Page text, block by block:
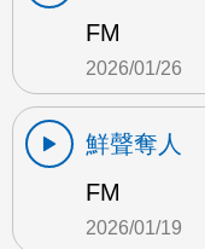
FM
2026/01/26
鮮聲奪人
FM
2026/01/19